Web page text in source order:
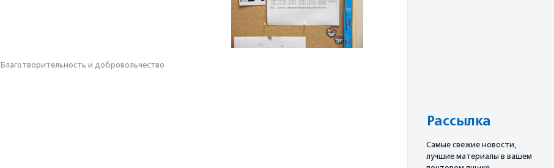
Благотвори­тель­ность и доброволь­чест­во
Рассылка
Cамые свежие новости,
лучшие материалы в вашем